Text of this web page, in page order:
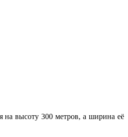
на высоту 300 метров, а ширина её